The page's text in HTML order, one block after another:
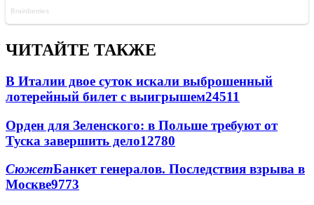
ЧИТАЙТЕ ТАКЖЕ
В Италии двое суток искали выброшенный
лотерейный билет с выигрышем24511
Орден для Зеленского: в Польше требуют от
Туска завершить дело12780
СюжетБанкет генералов. Последствия взрыва в
Москве9773